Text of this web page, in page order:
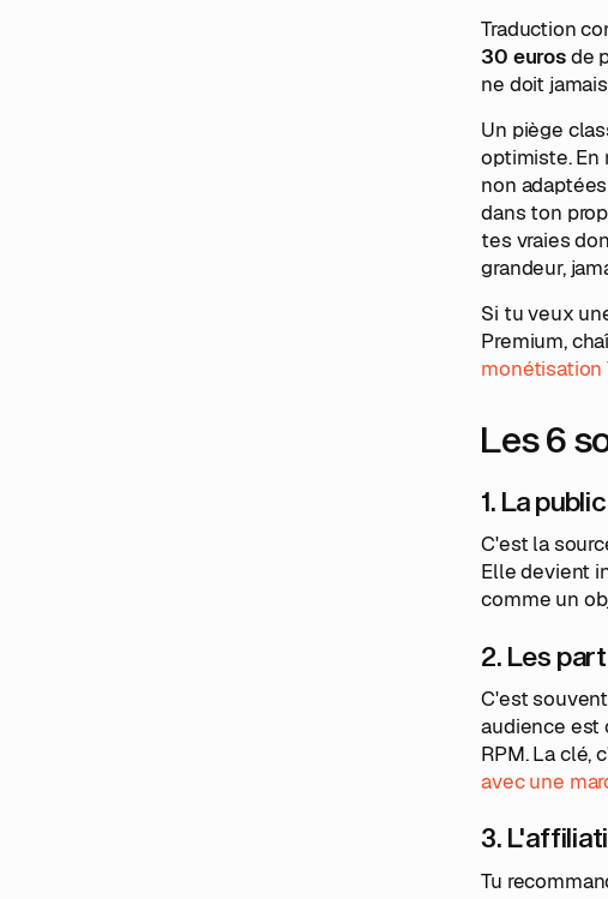
Traduction
30 eurosde
ne doit
Un piège
optimiste. En
non
dans ton
tes vraies
grandeur,
Si tu veux
Premium,
monétisation
Les 6
1. La
C'est la
Elle devient
comme un
2. Les
C'est
audience est
RPM. La clé,
avec une
3.
Tu